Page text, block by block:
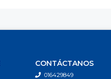
CONTÁCTANOS
016429849